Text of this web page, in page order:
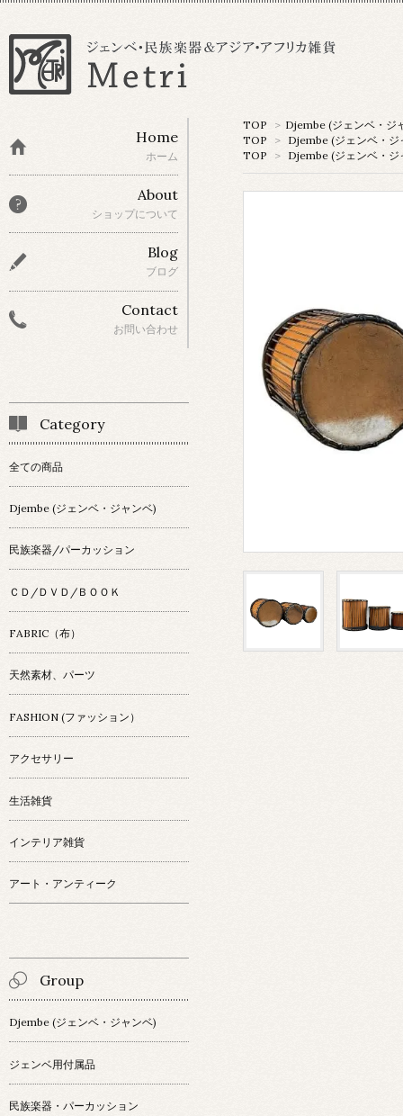
TOP > Djembe (ジェンベ・ジ
TOP
> Djembe (ジェンベ・ジ
TOP
> Djembe (ジェンベ・ジ
Home
ホーム
About
ショップについて
Blog
ブログ
Contact
お問い合わせ
Category
全ての商品
Djembe (ジェンベ・ジャンベ)
民族楽器/パーカッション
ＣＤ/ＤＶＤ/ＢＯＯＫ
FABRIC（布）
天然素材、パーツ
FASHION (ファッション）
アクセサリー
生活雑貨
インテリア雑貨
アート・アンティーク
Group
Djembe (ジェンベ・ジャンベ)
ジェンベ用付属品
民族楽器・パーカッション